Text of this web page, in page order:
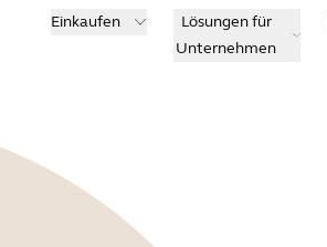
Einkaufen
Lösungen für
Unternehmen